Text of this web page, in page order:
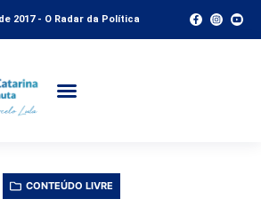
2017 - O Radar da Política
CONTEÚDO LIVRE